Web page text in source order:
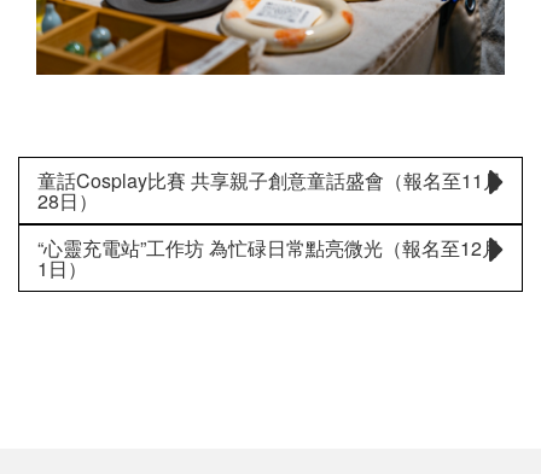
童話Cosplay比賽 共享親子創意童話盛會（報名至11月
28日）
“心靈充電站”工作坊 為忙碌日常點亮微光（報名至12月
1日）